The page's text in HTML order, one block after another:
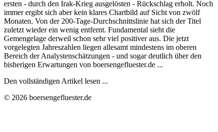
ersten - durch den Irak-Krieg ausgelösten - Rückschlag erholt. Noch
immer ergibt sich aber kein klares Chartbild auf Sicht von zwölf
Monaten. Von der 200-Tage-Durchschnittslinie hat sich der Titel
zuletzt wieder ein wenig entfernt. Fundamental sieht die
Gemengelage derweil schon sehr viel positiver aus. Die jetzt
vorgelegten Jahreszahlen liegen allesamt mindestens im oberen
Bereich der Analystenschätzungen - und sogar deutlich über den
bisherigen Erwartungen von boersengefluester.de ...
Den vollständigen Artikel lesen ...
© 2026 boersengefluester.de